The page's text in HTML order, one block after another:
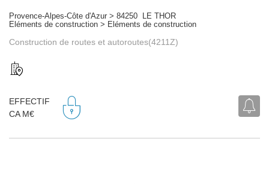
Provence-Alpes-Côte d'Azur > 84250 LE THOR
Eléments de construction > Eléments de construction
Construction de routes et autoroutes(4211Z)
EFFECTIF
CA M€